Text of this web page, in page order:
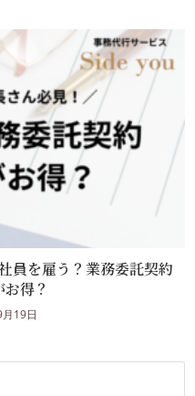
員を雇う？業務委託契約
得？
19日